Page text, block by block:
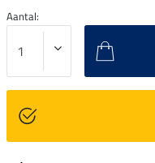
Aantal: